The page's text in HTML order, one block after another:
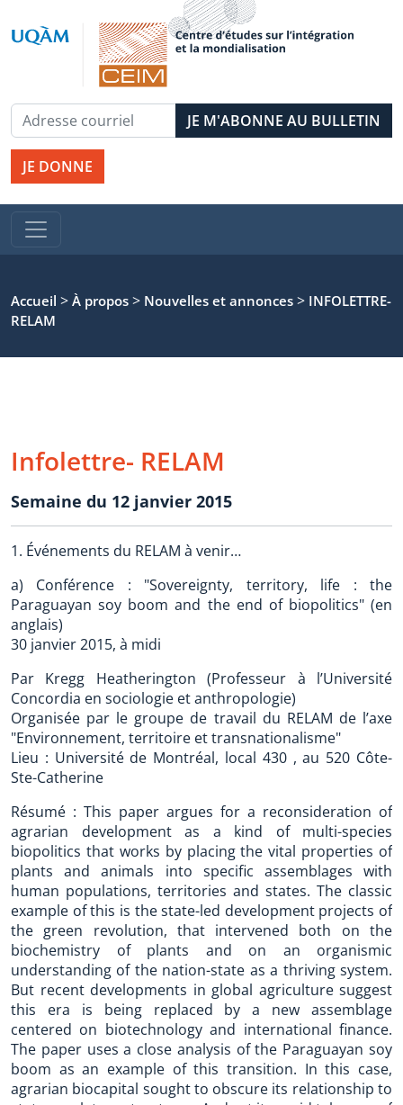
JE DONNE
Accueil > À propos > Nouvelles et annonces > INFOLETTRE-
RELAM
Infolettre- RELAM
Semaine du 12 janvier 2015
1. Événements du RELAM à venir…
a) Conférence : "Sovereignty, territory, life : the
Paraguayan soy boom and the end of biopolitics" (en
anglais)
30 janvier 2015, à midi
Par Kregg Heatherington (Professeur à l’Université
Concordia en sociologie et anthropologie)
Organisée par le groupe de travail du RELAM de l’axe
"Environnement, territoire et transnationalisme"
Lieu : Université de Montréal, local 430 , au 520 Côte-
Ste-Catherine
Résumé : This paper argues for a reconsideration of
agrarian development as a kind of multi-species
biopolitics that works by placing the vital properties of
plants and animals into specific assemblages with
human populations, territories and states. The classic
example of this is the state-led development projects of
the green revolution, that intervened both on the
biochemistry of plants and on an organismic
understanding of the nation-state as a thriving system.
But recent developments in global agriculture suggest
this era is being replaced by a new assemblage
centered on biotechnology and international finance.
The paper uses a close analysis of the Paraguayan soy
boom as an example of this transition. In this case,
agrarian biocapital sought to obscure its relationship to